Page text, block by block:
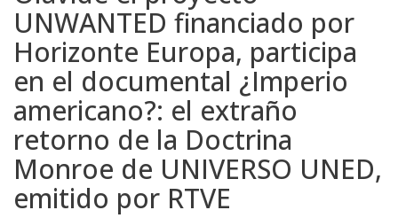
UNWANTED financiado por
Horizonte Europa, participa
en el documental ¿Imperio
americano?: el extraño
retorno de la Doctrina
Monroe de UNIVERSO UNED,
emitido por RTVE